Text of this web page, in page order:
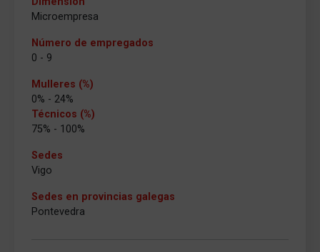
Microempresa
Número de empregados
0 - 9
Mulleres (%)
0% - 24%
Técnicos (%)
75% - 100%
Sedes
Vigo
Sedes en provincias galegas
Pontevedra